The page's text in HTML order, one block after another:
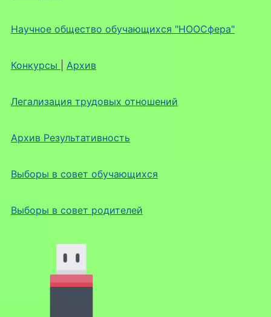
Научное общество обучающихся "НООСфера"
Конкурсы Архив
Легализация трудовых отношений
Архив Результативность
Выборы в совет обучающихся
Выборы в совет родителей